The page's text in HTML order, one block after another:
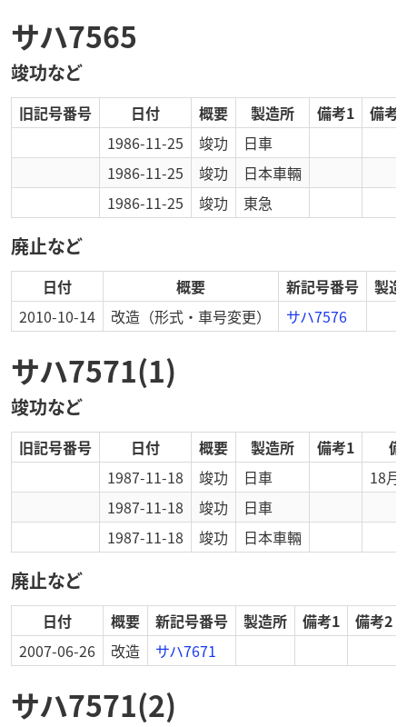
サハ7565
竣功など
旧記号番号 日付 概要 製造所 備考1
備考2
1986-11-25
竣功
日車
1986-11-25
竣功
日本車輛
1986-11-25
竣功 東急
廃止など
日付 概要 新記号番号
製
2010-10-14
改造 （形式・車号変更） サハ7576
サハ7571(1)
竣功など
旧記号番号 日付 概要 製造所 備考1
1987-11-18
竣功 日車
18月
1987-11-18
竣功
日車
1987-11-18
竣功 日本車輛
廃止など
日付 概要 新記号番号 製造所 備考1
備考2
2007-06-26
改造 サハ7671
サハ7571(2)